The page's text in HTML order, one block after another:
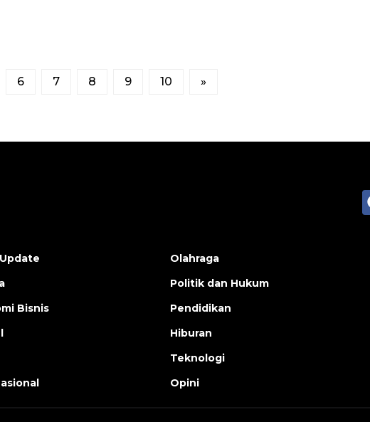
6 7 8 9 10 »
Bisnis
Olahraga
Politik dan Hukum
Pendidikan
Hiburan
Teknologi
Opini